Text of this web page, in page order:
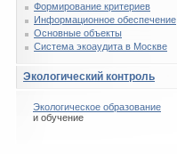
Формирование критериев
Информационное обеспечение
Основные объекты
Система экоаудита в Москве
Экологический контроль
Экологическое образование
и обучение